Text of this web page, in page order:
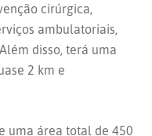
cirúrgica,
ambulatoriais,
disso, terá uma
2 km e
uma área total de 450